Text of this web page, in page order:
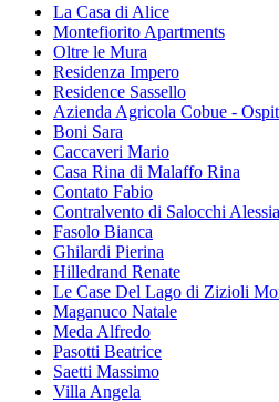
La Casa di Alice
Montefiorito Apartments
Oltre le Mura
Residenza Impero
Residence Sassello
Azienda Agricola Cobue -
Boni Sara
Caccaveri Mario
Casa Rina di Malaffo Rina
Contato Fabio
Contralvento di Salocchi Alessia
Fasolo Bianca
Ghilardi Pierina
Hilledrand Renate
Le Case Del Lago di Zizioli
Maganuco Natale
Meda Alfredo
Pasotti Beatrice
Saetti Massimo
Villa Angela